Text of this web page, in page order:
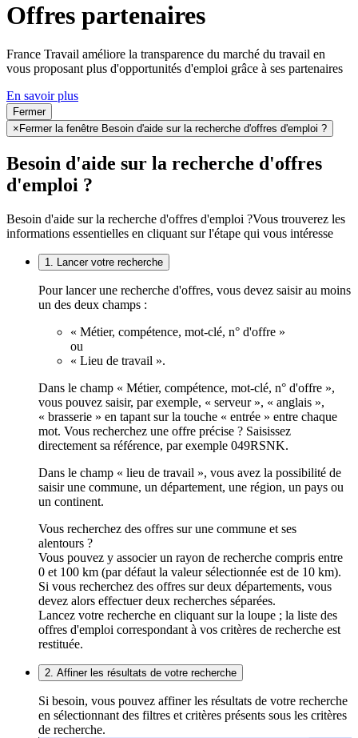
Offres partenaires
France Travail améliore la transparence du marché du travail en
vous proposant plus d'opportunités d'emploi grâce à ses partenaires
En savoir plus
Fermer
× Fermer la fenêtre Besoin d'aide sur la recherche d'offres d'emploi ?
Besoin d'aide sur la recherche d'offres
d'emploi ?
Besoin d'aide sur la recherche d'offres d'emploi ?Vous trouverez les
informations essentielles en cliquant sur l'étape qui vous intéresse
1. Lancer votre recherche
Pour lancer une recherche d'offres, vous devez saisir au moins
un des deux champs :
« Métier, compétence, mot-clé, n° d'offre »
ou
« Lieu de travail ».
Dans le champ « Métier, compétence, mot-clé, n° d'offre »,
vous pouvez saisir, par exemple, « serveur », « anglais »,
« brasserie » en tapant sur la touche « entrée » entre chaque
mot. Vous recherchez une offre précise ? Saisissez
directement sa référence, par exemple 049RSNK.
Dans le champ « lieu de travail », vous avez la possibilité de
saisir une commune, un département, une région, un pays ou
un continent.
Vous recherchez des offres sur une commune et ses
alentours ?
Vous pouvez y associer un rayon de recherche compris entre
0 et 100 km (par défaut la valeur sélectionnée est de 10 km).
Si vous recherchez des offres sur deux départements, vous
devez alors effectuer deux recherches séparées.
Lancez votre recherche en cliquant sur la loupe ; la liste des
offres d'emploi correspondant à vos critères de recherche est
restituée.
2. Affiner les résultats de votre recherche
Si besoin, vous pouvez affiner les résultats de votre recherche
en sélectionnant des filtres et critères présents sous les critères
de recherche.